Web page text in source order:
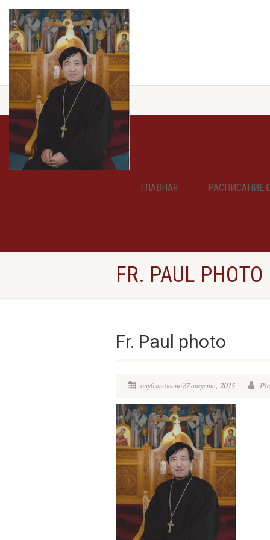
ГЛАВНАЯ РАСПИСАНИЕ
FR. PAUL PHOTO
Fr. Paul photo
опубликовано27 августа, 2015